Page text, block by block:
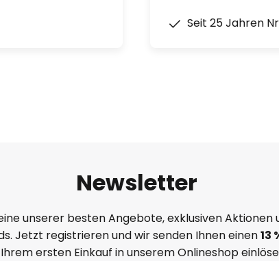
Seit 25 Jahren
Newsletter
unserer besten Angebote, exklusiven Aktionen
Jetzt registrieren und wir senden Ihnen einen13
ersten Einkauf in unserem Onlineshop